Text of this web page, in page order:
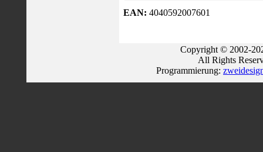
EAN: 4040592007601
Copyright © 2002-
All Rights
Programmierung: